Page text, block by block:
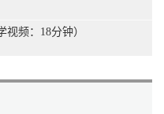
频：18分钟）